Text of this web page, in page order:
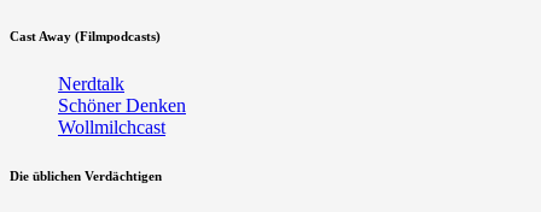
Cast Away (Filmpodcasts)
Nerdtalk
Schöner Denken
Wollmilchcast
Die üblichen Verdächtigen